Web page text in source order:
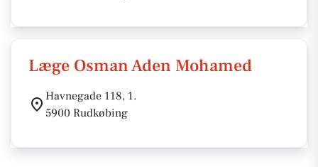
Læge Osman Aden Mohamed
Havnegade 118, 1.
5900 Rudkøbing